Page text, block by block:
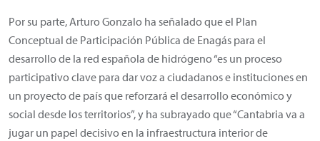
Por su parte, Arturo Gonzalo ha señalado que el Plan
Conceptual de Participación Pública de Enagás para el
desarrollo de la red española de hidrógeno “es un proceso
participativo clave para dar voz a ciudadanos e instituciones en
un proyecto de país que reforzará el desarrollo económico y
social desde los territorios”, y ha subrayado que “Cantabria va a
jugar un papel decisivo en la infraestructura interior de